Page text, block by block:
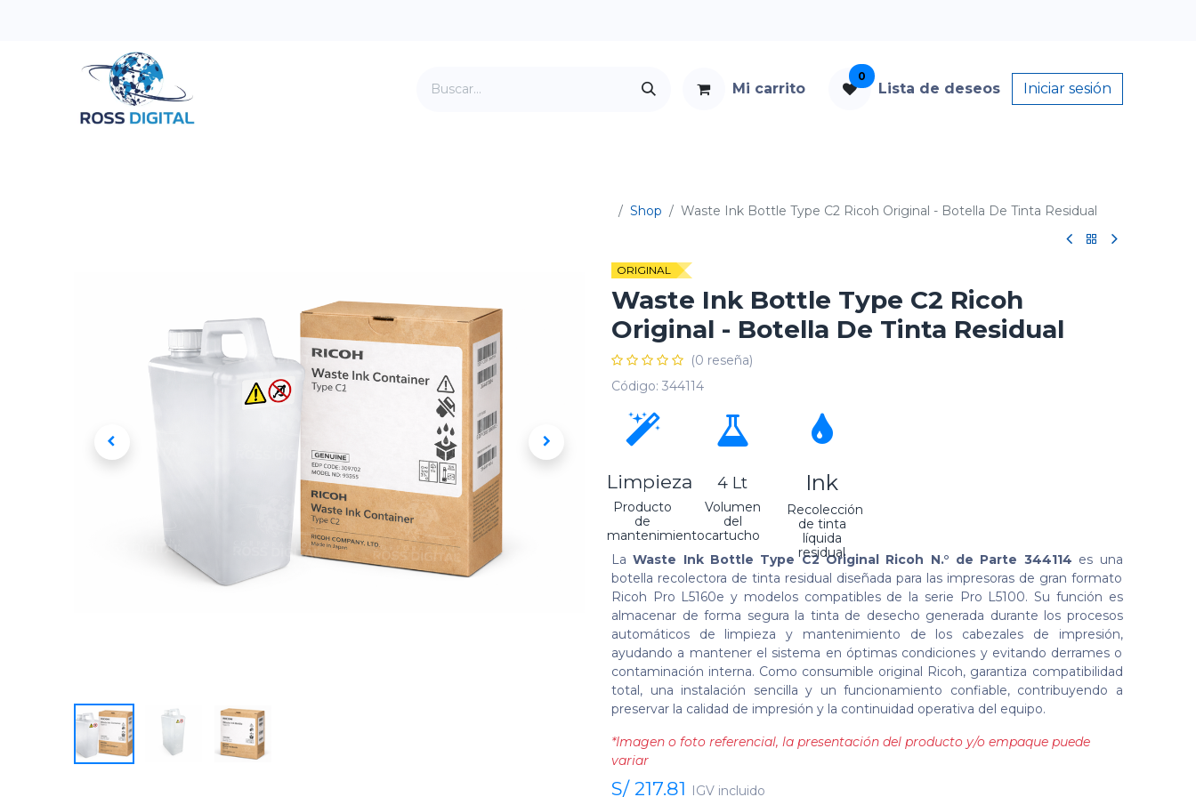
Mi carrito
0
Lista de deseos Iniciar sesión
Shop Waste Ink Bottle Type C2 Ricoh Original - Botella De Tinta Residual
ORIGINAL
Waste Ink Bottle Type C2 Ricoh
Original - Botella De Tinta Residual
(0 reseña)
Código: 344114
Limpieza
Producto
de
mantenimiento
4 Lt
Volumen
del
cartucho
Ink
Recolección
de tinta
líquida
residual
LaWaste Ink Bottle Type C2 Original Ricoh N.° de Parte 344114 es una
botella recolectora de tinta residual diseñada para las impresoras de gran formato
Ricoh Pro L5160e y modelos compatibles de la serie Pro L5100. Su función es
almacenar de forma segura la tinta de desecho generada durante los procesos
automáticos de limpieza y mantenimiento de los cabezales de impresión,
ayudando a mantener el sistema en óptimas condiciones y evitando derrames o
contaminación interna. Como consumible original Ricoh, garantiza compatibilidad
total, una instalación sencilla y un funcionamiento confiable, contribuyendo a
preservar la calidad de impresión y la continuidad operativa del equipo.
*Imagen o foto referencial, la presentación del producto y/o empaque puede
variar
S/ 217.81 IGV incluido